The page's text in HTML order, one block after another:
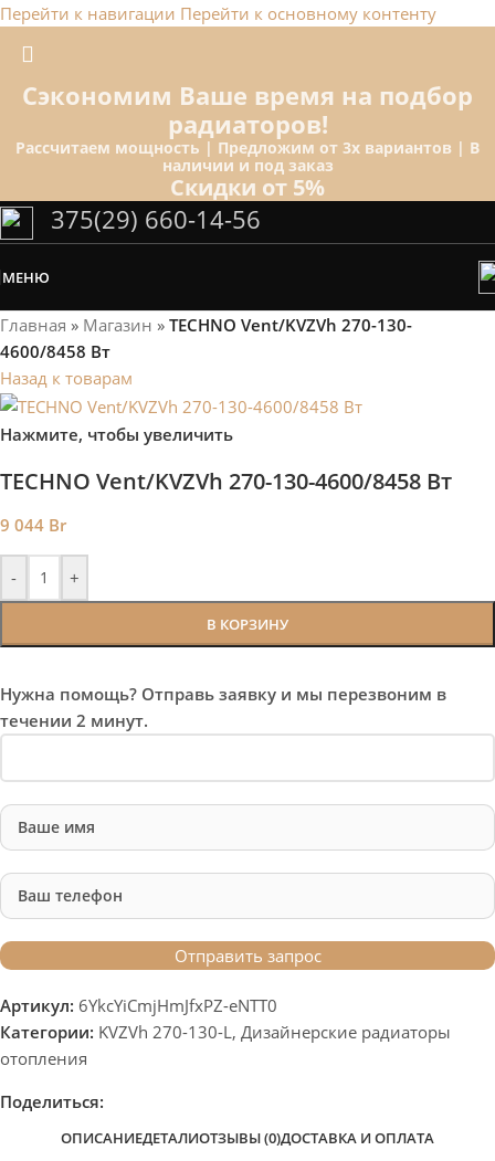
Перейти к навигации Перейти к основному контенту
Сэкономим Ваше время на подбор
радиаторов!
Рассчитаем мощность | Предложим от 3х вариантов | В
наличии и под заказ
Скидки от 5%
375(29) 660-14-56
МЕНЮ
Главная » Магазин » TECHNO Vent/KVZVh 270-130-
4600/8458 Вт
Назад к товарам
Нажмите, чтобы увеличить
TECHNO Vent/KVZVh 270-130-4600/8458 Вт
9 044 Br
- +
В КОРЗИНУ
Нужна помощь? Отправь заявку и мы перезвоним в
течении 2 минут.
Артикул: 6YkcYiCmjHmJfxPZ-eNTT0
Категории: KVZVh 270-130-L , Дизайнерские радиаторы
отопления
Поделиться:
ОПИСАНИЕДЕТАЛИОТЗЫВЫ (0)ДОСТАВКА И ОПЛАТА